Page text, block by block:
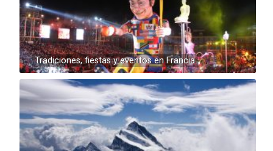
Tradiciones, fiestas y eventos en Francia